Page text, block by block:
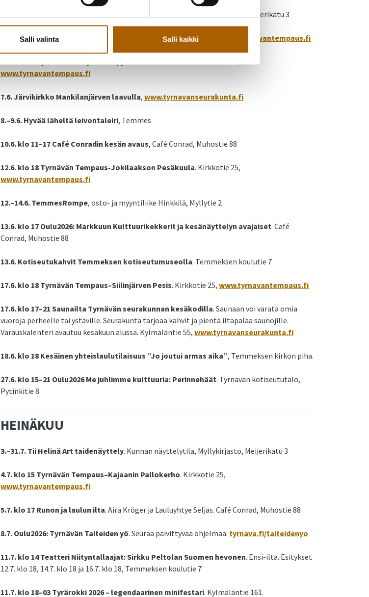
Salli valinta Salli kaikki
Kunnan näyttelytila, Myllykirjasto, Meijerikatu 3
3.6. klo 18 Tyrnävän Tempaus–Alajärven Ankkurit.Kirkkotie 25, www.tyrnavantempaus.fi
www.tyrnavantempaus.fi
7.6. Järvikirkko Mankilanjärven laavulla, www.tyrnavanseurakunta.fi
8.–9.6. Hyvää läheltä leivontaleiri, Temmes
10.6. klo 11–17 Café Conradin kesän avaus, Café Conrad, Muhostie 88
12.6. klo 18 Tyrnävän Tempaus-Jokilaakson Pesäkuula. Kirkkotie 25,
www.tyrnavantempaus.fi
12.–14.6. TemmesRompe, osto- ja myyntiliike Hinkkilä, Myllytie 2
13.6. klo 17 Oulu2026: Markkuun Kulttuurikekkerit ja kesänäyttelyn avajaiset. Café
Conrad, Muhostie 88
13.6. Kotiseutukahvit Temmeksen kotiseutumuseolla. Temmeksen koulutie 7
17.6. klo 18 Tyrnävän Tempaus–Siilinjärven Pesis. Kirkkotie 25, www.tyrnavantempaus.fi
17.6. klo 17–21 Saunailta Tyrnävän seurakunnan kesäkodilla. Saunaan voi varata omia
vuoroja perheelle tai ystäville. Seurakunta tarjoaa kahvit ja pientä iltapalaa saunojille.
Varauskalenteri avautuu kesäkuun alussa. Kylmäläntie 55, www.tyrnavanseurakunta.fi
18.6. klo 18 Kesäinen yhteislaulutilaisuus ”Jo joutui armas aika”, Temmeksen kirkon piha.
27.6. klo 15–21 Oulu2026 Me juhlimme kulttuuria: Perinnehäät. Tyrnävän kotiseututalo,
Pytinkitie 8
HEINÄKUU
3.–31.7. Tii Helinä Art taidenäyttely. Kunnan näyttelytila, Myllykirjasto, Meijerikatu 3
4.7. klo 15 Tyrnävän Tempaus–Kajaanin Pallokerho. Kirkkotie 25,
www.tyrnavantempaus.fi
5.7. klo 17 Runon ja laulun ilta. Aira Kröger ja Lauluyhtye Seljas. Café Conrad, Muhostie 88
8.7. Oulu2026: Tyrnävän Taiteiden yö. Seuraa päivittyvää ohjelmaa: tyrnava.fi/taiteidenyo
11.7. klo 14 Teatteri Niityntallaajat: Sirkku Peltolan Suomen hevonen. Ensi-ilta. Esitykset
12.7. klo 18, 14.7. klo 18 ja 16.7. klo 18, Temmeksen koulutie 7
11.7. klo 18–03 Tyrärokki 2026 – legendaarinen minifestari. Kylmäläntie 161.